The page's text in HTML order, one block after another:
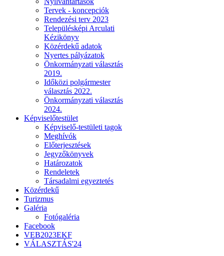
Tervek - koncepciók
Rendezési terv 2023
Településképi Arculati
Kézikönyv
Közérdekű adatok
Nyertes pályázatok
Önkormányzati választás
2019.
Időközi polgármester
választás 2022.
Önkormányzati választás
2024.
Képviselőtestület
Képviselő-testületi tagok
Meghívók
Előterjesztések
Jegyzőkönyvek
Határozatok
Rendeletek
Társadalmi egyeztetés
Közérdekű
Turizmus
Galéria
Fotógaléria
Facebook
VEB2023EKF
VÁLASZTÁS'24